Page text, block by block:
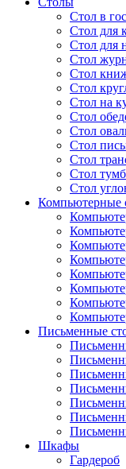
Стол в
Стол для
Стол для
Стол
Стол
Стол
Стол на
Стол
Стол
Стол
Стол
Стол
Стол
Компьютерные
Письменные
Шкафы
Гардероб